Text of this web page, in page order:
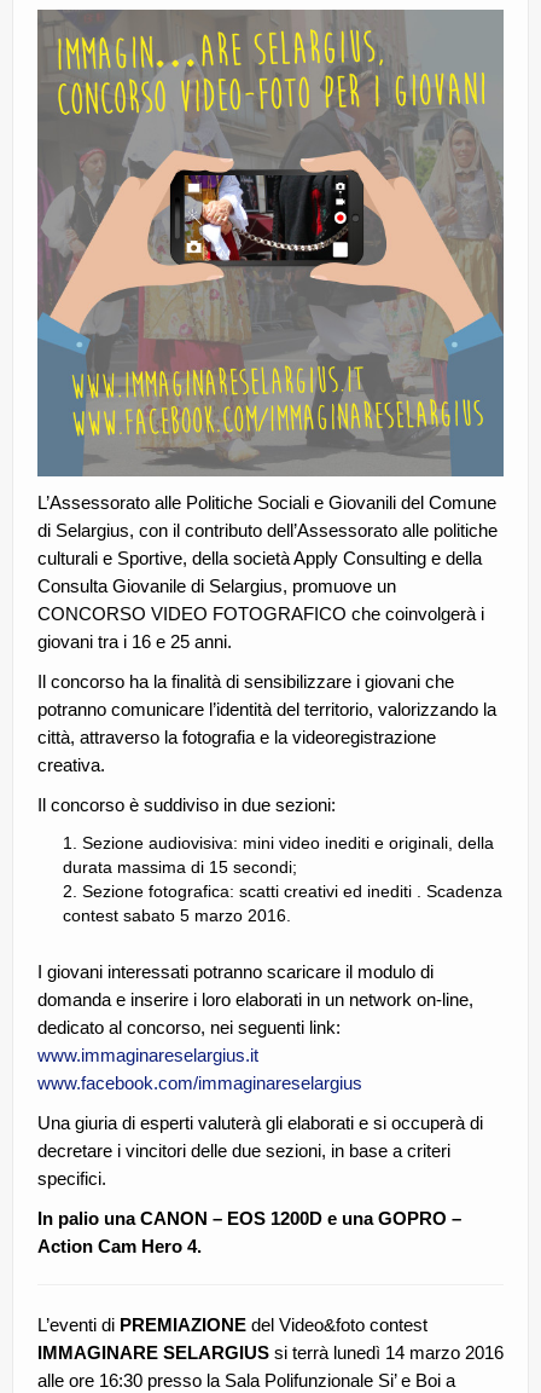
CE.RI.FORM
CONTATTI
Whistleblowing
Lavora con noi
Centro Antiviolenza “Feminas” | PLUS Sanluri –
Guspini
L’Assessorato alle Politiche Sociali e Giovanili del Comune
di Selargius, con il contributo dell’Assessorato alle politiche
culturali e Sportive, della società Apply Consulting e della
Consulta Giovanile di Selargius, promuove un
CONCORSO VIDEO FOTOGRAFICO che coinvolgerà i
giovani tra i 16 e 25 anni.
Il concorso ha la finalità di sensibilizzare i giovani che
potranno comunicare l’identità del territorio, valorizzando la
città, attraverso la fotografia e la videoregistrazione
creativa.
Il concorso è suddiviso in due sezioni:
Sezione audiovisiva: mini video inediti e originali, della
durata massima di 15 secondi;
Sezione fotografica: scatti creativi ed inediti . Scadenza
contest sabato 5 marzo 2016.
I giovani interessati potranno scaricare il modulo di
domanda e inserire i loro elaborati in un network on-line,
dedicato al concorso, nei seguenti link:
www.immaginareselargius.it
www.facebook.com/immaginareselargius
Una giuria di esperti valuterà gli elaborati e si occuperà di
decretare i vincitori delle due sezioni, in base a criteri
specifici.
In palio una CANON – EOS 1200D e una GOPRO –
Action Cam Hero 4.
L’eventi di PREMIAZIONE del Video&foto contest
IMMAGINARE SELARGIUS si terrà lunedì 14 marzo 2016
alle ore 16:30 presso la Sala Polifunzionale Si’ e Boi a